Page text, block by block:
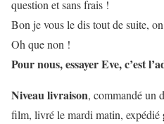
question et sans frais !
Bon je vous le dis tout de suite,
Oh que non !
Pour nous, essayer Eve, c’est
Niveau livraison, commandé un
film, livré le mardi matin, expédié